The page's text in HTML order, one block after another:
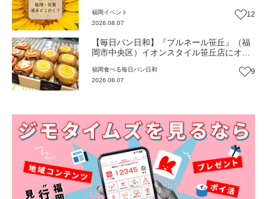
福岡 イベント
2026.08.07
12
【毎日パン日和】『プルネール笹丘』（福
岡市中央区）イオンスタイル笹丘店にオー
パン【福岡パン】
福岡食べる毎日パン日和
2026.08.07
9